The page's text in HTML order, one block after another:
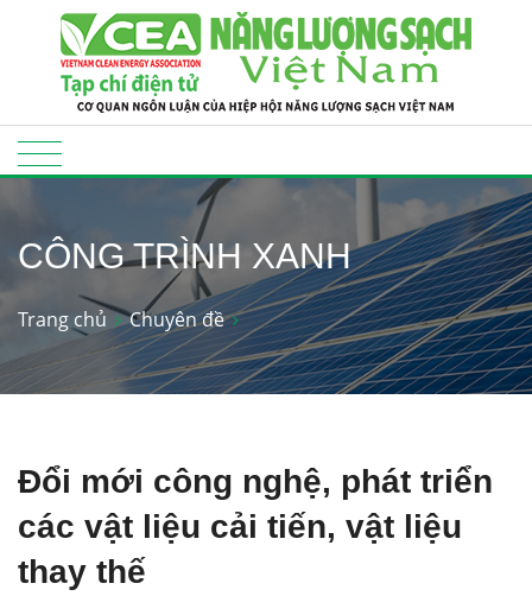
CÔNG TRÌNH XANH
Trang chủ Chuyên đề
Đổi mới công nghệ, phát triển
các vật liệu cải tiến, vật liệu
thay thế